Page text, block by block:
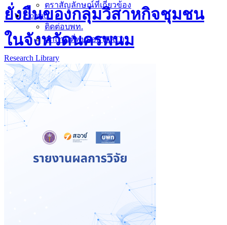
ตราสัญลักษณ์ที่เกี่ยวข้อง
Contact
ติดต่อบพท.
คำถามที่พบบ่อย (FAQ)
Research Library
ยั่งยืนของกลุ่มวิสาหกิจชุมชน
ในจังหวัดนครพนม